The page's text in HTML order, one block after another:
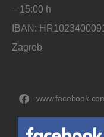
– 15:00 h
IBAN:
Zagreb